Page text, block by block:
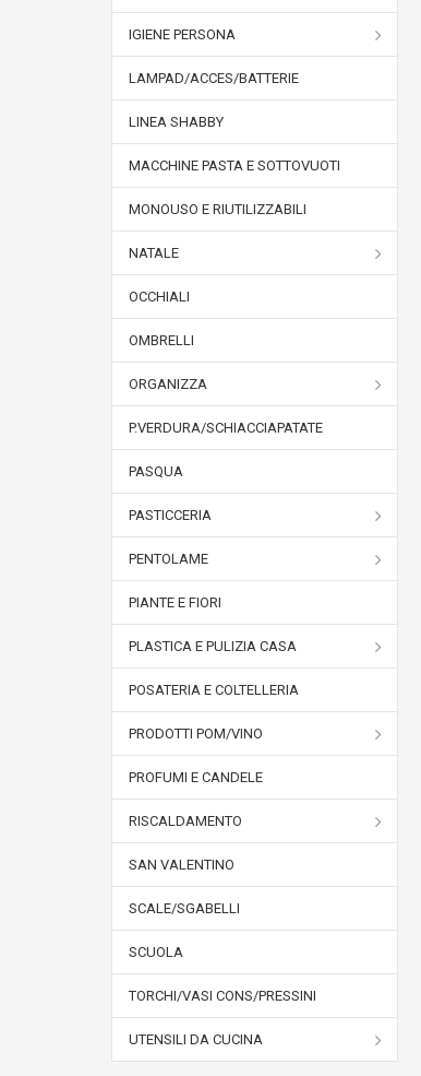
IGIENE PERSONA
LAMPAD/ACCES/BATTERIE
LINEA SHABBY
MACCHINE PASTA E SOTTOVUOTI
MONOUSO E RIUTILIZZABILI
NATALE
OCCHIALI
OMBRELLI
ORGANIZZA
P.VERDURA/SCHIACCIAPATATE
PASQUA
PASTICCERIA
PENTOLAME
PIANTE E FIORI
PLASTICA E PULIZIA CASA
POSATERIA E COLTELLERIA
PRODOTTI POM/VINO
PROFUMI E CANDELE
RISCALDAMENTO
SAN VALENTINO
SCALE/SGABELLI
SCUOLA
TORCHI/VASI CONS/PRESSINI
UTENSILI DA CUCINA